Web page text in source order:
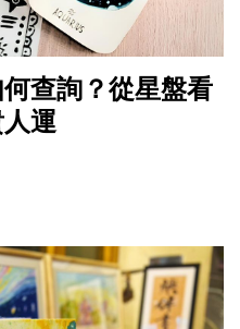
查詢？從星盤看
運